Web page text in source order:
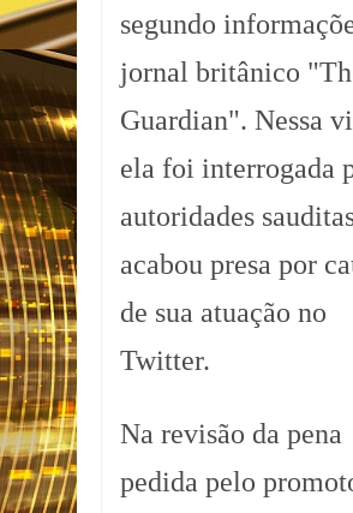
segundo
jornal britânico
Guardian". Nessa
ela foi interrogada
autoridades
acabou presa por
de sua atuação no
Twitter.
Na revisão da pena
pedida pelo